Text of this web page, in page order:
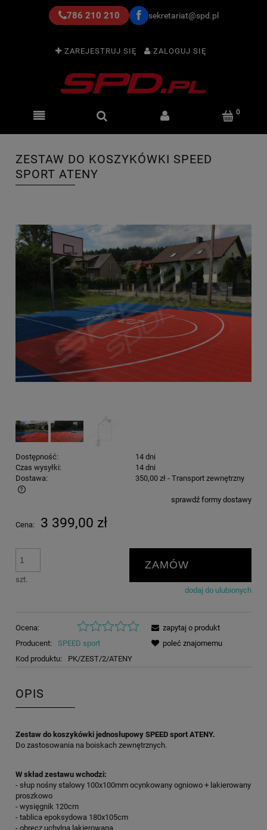
786 210 210 sekretariat@spd.pl
ZAREJESTRUJ SIĘ ZALOGUJ SIĘ
ZESTAW DO KOSZYKÓWKI SPEED
SPORT ATENY
Dostępność:
14 dni
Czas wysyłki:
14 dni
Dostawa:
350,00 zł - Transport zewnętrzny
Cena nie zawiera ewentualnych kosztów płatnościsprawdź formy dostawy
Cena: 3 399,00 zł
szt.
ZAMÓW
dodaj do ulubionych
Ocena:
Producent:
SPEED sport
Kod produktu:
PK/ZEST/2/ATENY
zapytaj o produkt
poleć znajomemu
OPIS
Zestaw do koszykówki jednosłupowy SPEED sport ATENY.
Do zastosowania na boiskach zewnętrznych.
W skład zestawu wchodzi:
- słup nośny stalowy 100x100mm ocynkowany ogniowo + lakierowany
proszkowo
- wysięgnik 120cm
- tablica epoksydowa 180x105cm
- obręcz uchylna lakierowana